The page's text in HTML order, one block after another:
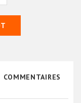
COMMENTAIRES